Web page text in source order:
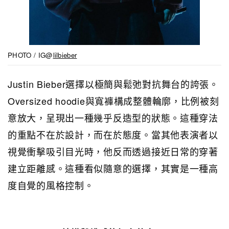
PHOTO / IG@lilbieber
Justin Bieber選擇以極簡與鬆弛對抗舞台的誇張。
Oversized hoodie與寬褲構成整體輪廓，比例被刻
意放大，呈現出一種幾乎反造型的狀態。這種穿法
的重點不在於設計，而在於態度。當其他表演者以
視覺衝擊吸引目光時，他反而透過接近日常的穿著
建立距離感。這種看似隨意的選擇，其實是一種高
度自覺的風格控制。